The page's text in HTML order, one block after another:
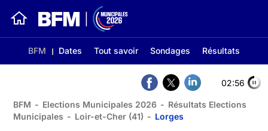
BFM Dates Tout savoir Sondages Résultats
02:56
BFM - Elections Municipales 2026 - Résultats Elections
Municipales - Loir-et-Cher (41) - Lorges